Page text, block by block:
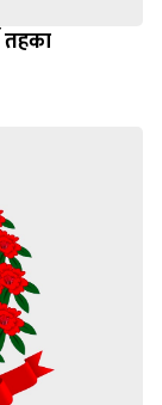
तहका